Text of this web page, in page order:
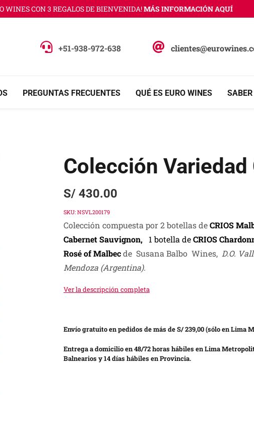
CON 3 REGALOS DE BIENVENIDA!MÁS INFORMACIÓN AQUÍ
+51-938-972-638
PREGUNTAS FRECUENTES QUÉ ES EURO WINES
Colección Variedad
S/430.00
SKU: NSVL200179
Colección compuesta por 2 botellas deCRIOS
Cabernet Sauvignon, 1 botella deCRIOS
Rosé of Malbecde Susana Balbo Wines, D.O.
Mendoza (Argentina).
Ver la descripción completa
Envío gratuito en pedidos de más de S/ 239,00 (sólo en Lima
Entrega a domicilio en 48/72 horas hábiles en Lima
Balnearios y 14 días hábiles en Provincia.